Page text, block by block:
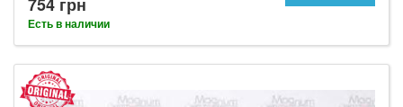
Есть в наличии